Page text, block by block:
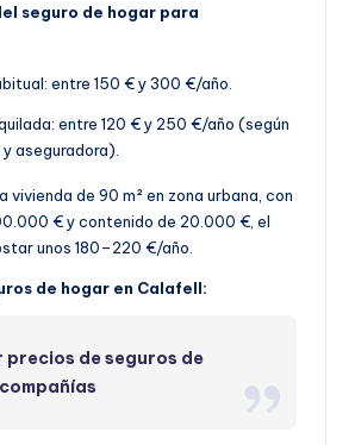
seguro de hogar para
entre 150 € y 300 €/año.
entre 120 € y 250 €/año (según
aseguradora).
vivienda de 90 m² en zona urbana, con
€ y contenido de 20.000 €, el
unos 180–220 €/año.
de hogar en Calafell:
precios de seguros de